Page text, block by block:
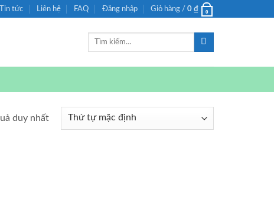
Tin tức Liên hệ FAQ Đăng nhập Giỏ hàng / 0 ₫ 0
Tìm
duy nhất